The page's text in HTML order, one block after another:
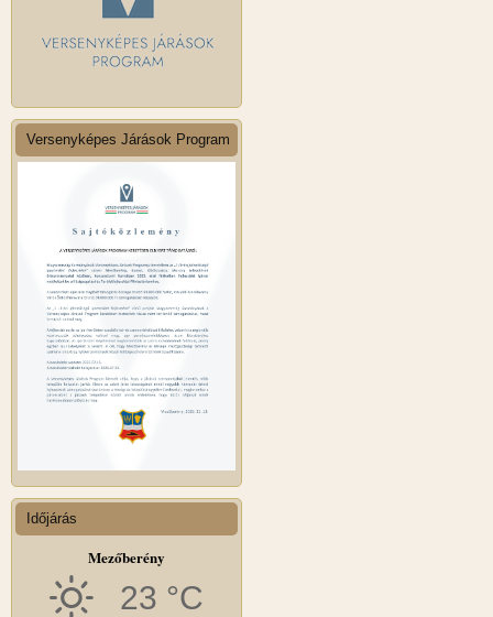
Versenyképes Járások Program
Időjárás
Mezőberény
23 °C